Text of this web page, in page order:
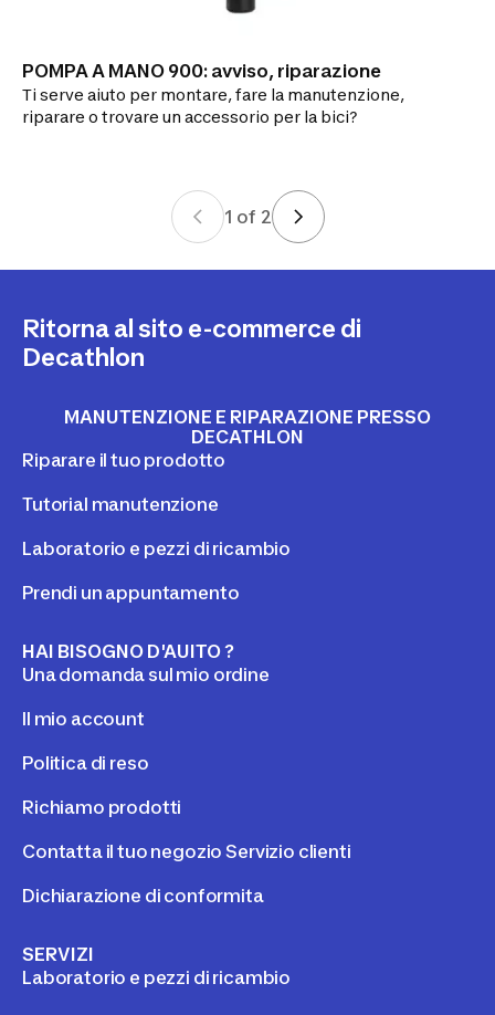
POMPA A MANO 900: avviso, riparazione
Ti serve aiuto per montare, fare la manutenzione,
riparare o trovare un accessorio per la bici?
1 of 2
Ritorna al sito e-commerce di
Decathlon
MANUTENZIONE E RIPARAZIONE PRESSO
DECATHLON
Riparare il tuo prodotto
Tutorial manutenzione
Laboratorio e pezzi di ricambio
Prendi un appuntamento
HAI BISOGNO D'AUITO ?
Una domanda sul mio ordine
Il mio account
Politica di reso
Richiamo prodotti
Contatta il tuo negozio Servizio clienti
Dichiarazione di conformita
SERVIZI
Laboratorio e pezzi di ricambio